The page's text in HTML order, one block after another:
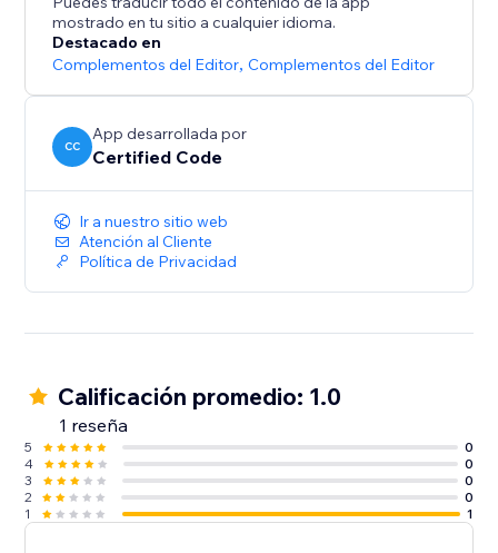
mostrado en tu sitio a cualquier idioma.
Destacado en
Complementos del Editor,Complementos del Editor
CC
App desarrollada por
Certified Code
Ir a nuestro sitio web
Atención al Cliente
Política de Privacidad
Calificación promedio: 1.0
1 reseña
5
0
4
0
3
0
2
0
1
1